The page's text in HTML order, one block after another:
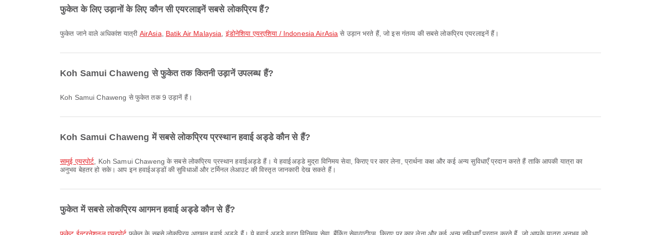
फुकेत के लिए उड़ानों के लिए कौन सी एयरलाइनें सबसे लोकप्रिय हैं?
फुकेत जाने वाले अधिकांश यात्री AirAsia Batik Air Malaysia इंडोनेशिया एयरएशिया / Indonesia AirAsia से उड़ान भरते हैं, जो इस गंतव्य की सबसे लोकप्रिय एयरलाइनें हैं।
Koh Samui Chaweng से फुकेत तक कितनी उड़ानें उपलब्ध हैं?
Koh Samui Chaweng से फुकेत तक 9 उड़ानें हैं।
Koh Samui Chaweng में सबसे लोकप्रिय प्रस्थान हवाई अड्डे कौन से हैं?
सामुई एयरपोर्ट , Koh Samui Chaweng के सबसे लोकप्रिय प्रस्थान हवाईअड्डे हैं। ये हवाईअड्डे मुद्रा विनिमय सेवा, किराए पर कार लेना, प्रार्थना कक्ष और कई अन्य सुविधाएँ प्रदान करते हैं ताकि आपकी यात्रा का
अनुभव बेहतर हो सके। आप इन हवाईअड्डों की सुविधाओं और टर्मिनल लेआउट की विस्तृत जानकारी देख सकते हैं।
फुकेत में सबसे लोकप्रिय आगमन हवाई अड्डे कौन से हैं?